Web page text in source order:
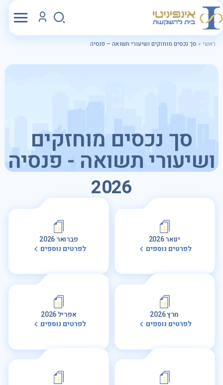
ראשי » סך נכסים מוחזקים ושיעורי תשואה – פנסיה
סך נכסים מוחזקים
ושיעורי תשואה - פנסיה
2026
ינואר 2026
לפרטים נוספים
פברואר 2026
לפרטים נוספים
מרץ 2026
לפרטים נוספים
אפריל 2026
לפרטים נוספים